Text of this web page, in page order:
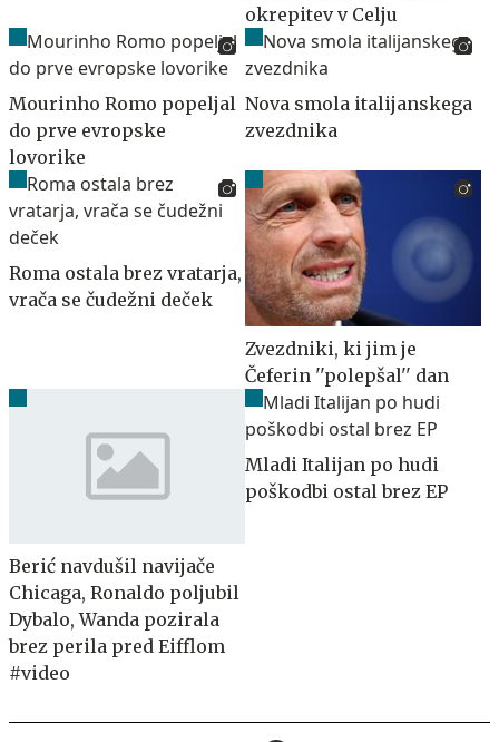
okrepitev v Celju
Mourinho Romo popeljal
do prve evropske
lovorike
Nova smola italijanskega
zvezdnika
Roma ostala brez vratarja,
vrača se čudežni deček
Zvezdniki, ki jim je
Čeferin ''polepšal'' dan
Berić navdušil navijače
Chicaga, Ronaldo poljubil
Dybalo, Wanda pozirala
brez perila pred Eifflom
#video
Mladi Italijan po hudi
poškodbi ostal brez EP